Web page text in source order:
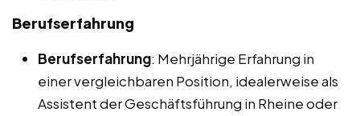
Berufserfahrung
Berufserfahrung: Mehrjährige Erfahrung in
einer vergleichbaren Position, idealerweise als
Assistent der Geschäftsführung in Rheine oder